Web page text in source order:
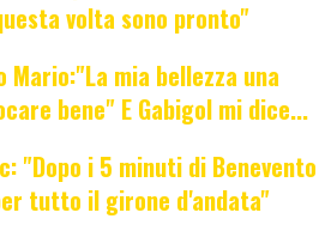
volta sono pronto"
Mario:"La mia bellezza una
bene" E Gabigol mi dice...
"Dopo i 5 minuti di Benevento
tutto il girone d'andata"